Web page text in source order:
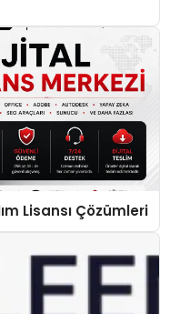
Lisansı Çözümleri